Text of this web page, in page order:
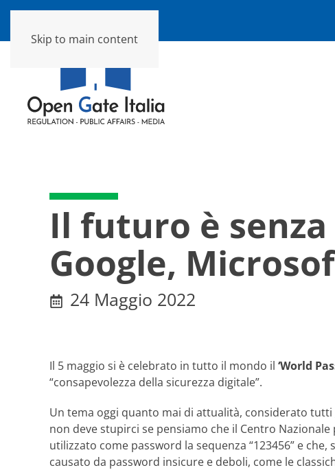
Skip to main content
Il futuro è
Google,
24 Maggio 2022
Il 5 maggio si è celebrato in tutto il mondo il ‘World
“consapevolezza della sicurezza digitale”.
Un tema oggi quanto mai di attualità, considerato
non deve stupirci se pensiamo che il Centro
utilizzato come password la sequenza “123456” e
causato da password insicure e deboli, come le